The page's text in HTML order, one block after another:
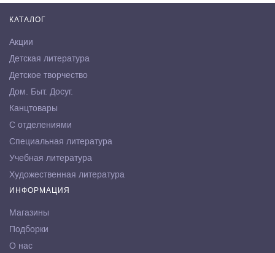
КАТАЛОГ
Акции
Детская литература
Детское творчество
Дом. Быт. Досуг.
Канцтовары
С отделениями
Специальная литература
Учебная литература
Художественная литература
ИНФОРМАЦИЯ
Магазины
Подборки
О нас